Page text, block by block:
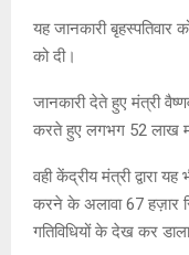
यह जानकारी बृहस्पतिवार
को दी।
जानकारी देते हुए मंत्री
करते हुए लगभग 52 लाख
वही केंद्रीय मंत्री द्वारा
करने के अलावा 67 हज़ार
गतिविधियों के देख कर